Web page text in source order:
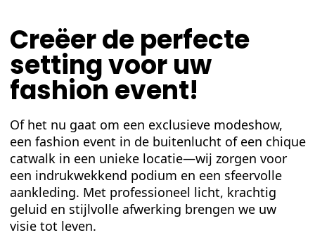
Creëer de perfecte
setting voor uw
fashion event!
Of het nu gaat om een exclusieve modeshow,
een fashion event in de buitenlucht of een chique
catwalk in een unieke locatie—wij zorgen voor
een indrukwekkend podium en een sfeervolle
aankleding. Met professioneel licht, krachtig
geluid en stijlvolle afwerking brengen we uw
visie tot leven.